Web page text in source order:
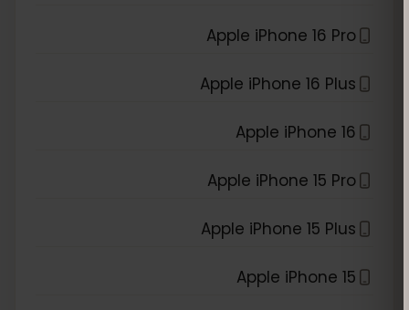
Apple iPhone 16 Pro
Apple iPhone 16 Plus
Apple iPhone 16
Apple iPhone 15 Pro
Apple iPhone 15 Plus
Apple iPhone 15